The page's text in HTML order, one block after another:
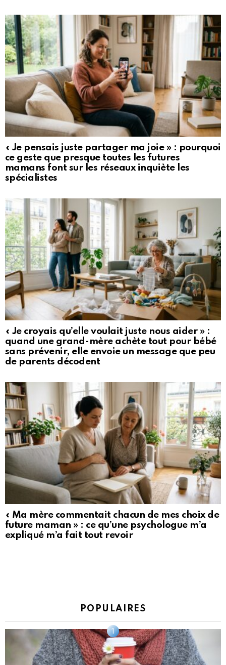
« Je pensais juste partager ma joie » : pourquoi
ce geste que presque toutes les futures
mamans font sur les réseaux inquiète les
spécialistes
« Je croyais qu’elle voulait juste nous aider » :
quand une grand-mère achète tout pour bébé
sans prévenir, elle envoie un message que peu
de parents décodent
« Ma mère commentait chacun de mes choix de
future maman » : ce qu’une psychologue m’a
expliqué m’a fait tout revoir
POPULAIRES